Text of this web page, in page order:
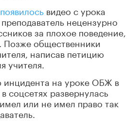
появилось видео с урока
нецензурно
за плохое поведение,
Позже общественники
написав петицию
учителя.
инцидента на уроке ОБЖ в
соцсетях развернулась
или не имел право так